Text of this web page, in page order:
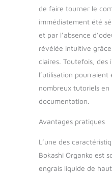
de faire tourner le
immédiatement été
et par l’absence
révélée intuitive
claires. Toutefois, des
l’utilisation
nombreux tutoriels
documentation.
Avantages pratiques
L’une des
Bokashi Organko est
engrais liquide de